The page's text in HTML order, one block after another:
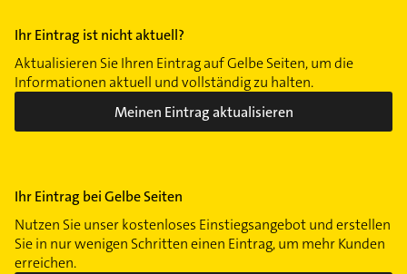
Ihr Eintrag ist nicht aktuell?
Aktualisieren Sie Ihren Eintrag auf Gelbe Seiten, um die
Informationen aktuell und vollständig zu halten.
Meinen Eintrag aktualisieren
Ihr Eintrag bei Gelbe Seiten
Nutzen Sie unser kostenloses Einstiegsangebot und erstellen
Sie in nur wenigen Schritten einen Eintrag, um mehr Kunden
erreichen.